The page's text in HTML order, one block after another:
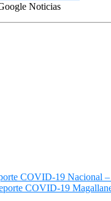
Noticias
COVID-19 Nacional –
COVID-19